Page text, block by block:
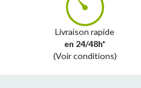
Livraison rapide
en 24/48h*
(Voir conditions)